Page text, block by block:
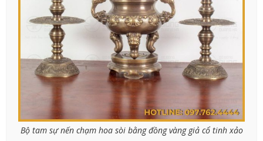
Bộ tam sự nến chạm hoa sòi bằng đồng vàng giả cổ tinh xảo